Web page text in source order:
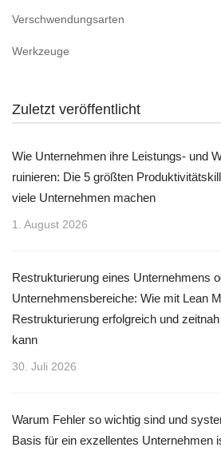
Verschwendungsarten
Werkzeuge
Zuletzt veröffentlicht
Wie Unternehmen ihre Leistungs- und
ruinieren: Die 5 größten
viele Unternehmen machen
1. August 2026
Restrukturierung eines Unternehmens
Unternehmensbereiche: Wie mit Lean
Restrukturierung erfolgreich und
kann
30. Juli 2026
Warum Fehler so wichtig sind und
Basis für ein exzellentes Unternehmen